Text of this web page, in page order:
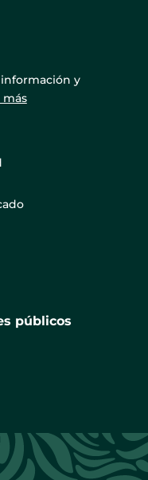
y
más
públicos